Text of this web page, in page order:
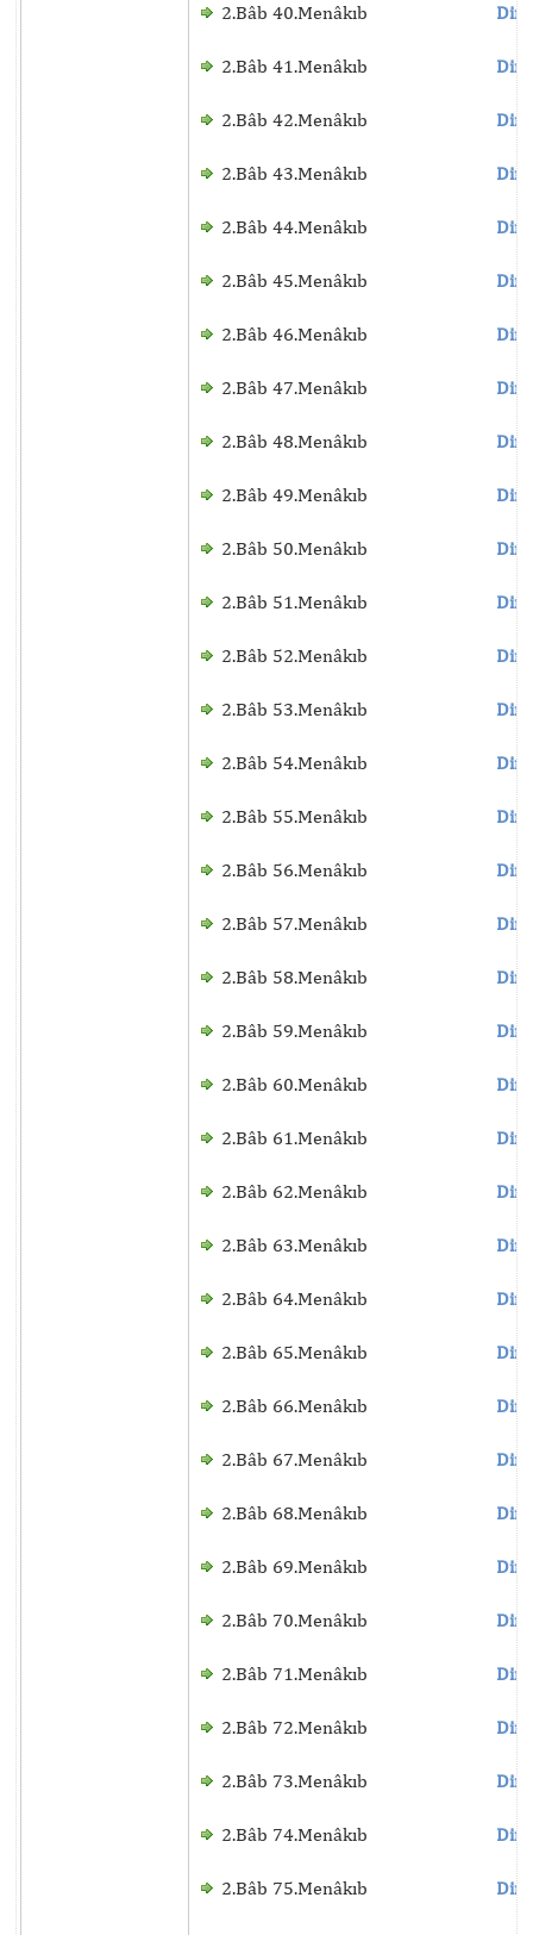
2.Bâb 40.Menâkıb
2.Bâb 41.Menâkıb
2.Bâb 42.Menâkıb
2.Bâb 43.Menâkıb
2.Bâb 44.Menâkıb
2.Bâb 45.Menâkıb
2.Bâb 46.Menâkıb
2.Bâb 47.Menâkıb
2.Bâb 48.Menâkıb
2.Bâb 49.Menâkıb
2.Bâb 50.Menâkıb
2.Bâb 51.Menâkıb
2.Bâb 52.Menâkıb
2.Bâb 53.Menâkıb
2.Bâb 54.Menâkıb
2.Bâb 55.Menâkıb
2.Bâb 56.Menâkıb
2.Bâb 57.Menâkıb
2.Bâb 58.Menâkıb
2.Bâb 59.Menâkıb
2.Bâb 60.Menâkıb
2.Bâb 61.Menâkıb
2.Bâb 62.Menâkıb
2.Bâb 63.Menâkıb
2.Bâb 64.Menâkıb
2.Bâb 65.Menâkıb
2.Bâb 66.Menâkıb
2.Bâb 67.Menâkıb
2.Bâb 68.Menâkıb
2.Bâb 69.Menâkıb
2.Bâb 70.Menâkıb
2.Bâb 71.Menâkıb
2.Bâb 72.Menâkıb
2.Bâb 73.Menâkıb
2.Bâb 74.Menâkıb
2.Bâb 75.Menâkıb